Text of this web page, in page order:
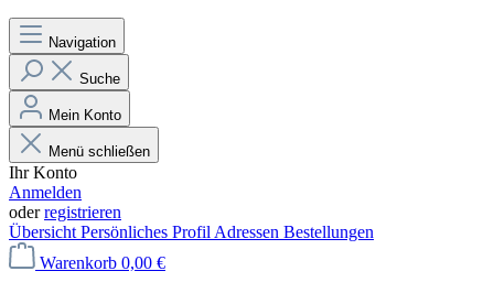
Navigation
Suche
Mein Konto
Menü schließen
Ihr Konto
Anmelden
oderregistrieren
Übersicht Persönliches Profil Adressen Bestellungen
Warenkorb 0,00 €